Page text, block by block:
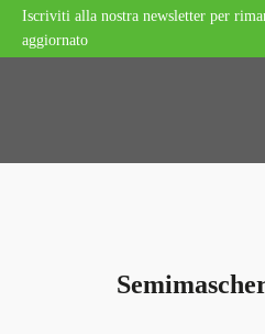
Iscriviti alla nostra newsletter per
aggiornato